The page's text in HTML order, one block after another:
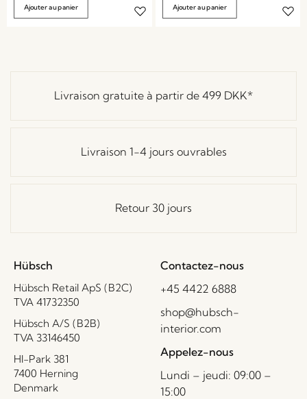
Ajouter au panier Ajouter au panier
Livraison gratuite à partir de 499 DKK*
Livraison 1-4 jours ouvrables
Retour 30 jours
Hübsch
Hübsch Retail ApS (B2C)
TVA 41732350
Hübsch A/S (B2B)
TVA 33146450
HI-Park 381
7400 Herning
Denmark
Contactez-nous
+45 4422 6888
shop@hubsch-
interior.com
Appelez-nous
Lundi – jeudi: 09:00 –
15:00